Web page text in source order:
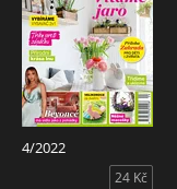
4/2022
24 Kč